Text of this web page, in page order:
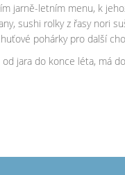
jarně-letním menu, k
sushi rolky z řasy nori
pohárky pro další
jara do konce léta, má